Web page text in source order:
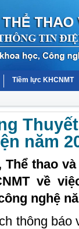
Tiềm lực KHCNMT
năm
Thể thao
về
nghệ
thông